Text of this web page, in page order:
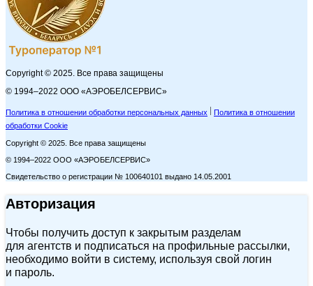
Copyright © 2025. Все права защищены
© 1994–2022 ООО «АЭРОБЕЛСЕРВИС»
Политика в отношении обработки персональных данных
Политика в отношении
обработки Cookie
Copyright © 2025. Все права защищены
© 1994–2022 ООО «АЭРОБЕЛСЕРВИС»
Свидетельство о регистрации № 100640101 выдано 14.05.2001
Авторизация
Чтобы получить доступ к закрытым разделам
для агентств и подписаться на профильные рассылки,
необходимо войти в систему, используя свой логин
и пароль.